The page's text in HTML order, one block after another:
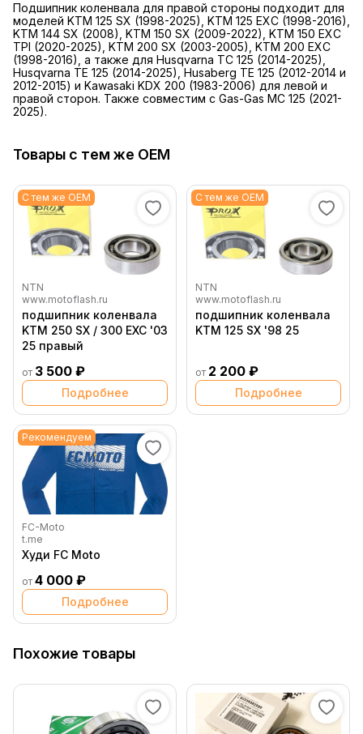
Подшипник коленвала для правой стороны подходит для
моделей KTM 125 SX (1998-2025), KTM 125 EXC (1998-2016),
KTM 144 SX (2008), KTM 150 SX (2009-2022), KTM 150 EXC
TPI (2020-2025), KTM 200 SX (2003-2005), KTM 200 EXC
(1998-2016), а также для Husqvarna TC 125 (2014-2025),
Husqvarna TE 125 (2014-2025), Husaberg TE 125 (2012-2014 и
2012-2015) и Kawasaki KDX 200 (1983-2006) для левой и
правой сторон. Также совместим с Gas-Gas MC 125 (2021-
2025).
Товары с тем же OEM
С тем же OEM
NTN
www.motoflash.ru
подшипник коленвала
KTM 250 SX / 300 EXC '03
25 правый
от 3 500 ₽
Подробнее
С тем же OEM
NTN
www.motoflash.ru
подшипник коленвала
KTM 125 SX '98 25
от 2 200 ₽
Подробнее
Рекомендуем
FC-Moto
t.me
Худи FC Moto
от 4 000 ₽
Подробнее
Похожие товары